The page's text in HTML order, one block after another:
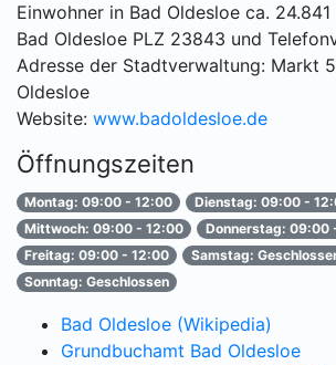
Einwohner in Bad Oldesloe ca. 24.841
Bad Oldesloe PLZ 23843 und
Adresse der Stadtverwaltung: Markt
Oldesloe
Website: www.badoldesloe.de
Öffnungszeiten
Montag: 09:00 - 12:00
Dienstag: 09:00 -
Mittwoch: 09:00 - 12:00
Donnerstag: 09:00
Freitag: 09:00 - 12:00
Samstag:
Sonntag: Geschlossen
Bad Oldesloe (Wikipedia)
Grundbuchamt Bad Oldesloe